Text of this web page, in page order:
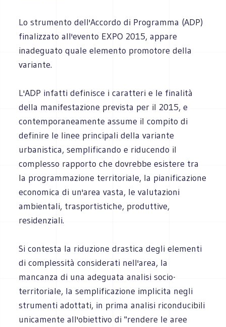
Lo strumento dell'Accordo di Programma (ADP)
finalizzato all'evento EXPO 2015, appare
inadeguato quale elemento promotore della
variante.
L'ADP infatti definisce i caratteri e le finalità
della manifestazione prevista per il 2015, e
contemporaneamente assume il compito di
definire le linee principali della variante
urbanistica, semplificando e riducendo il
complesso rapporto che dovrebbe esistere tra
la programmazione territoriale, la pianificazione
economica di un'area vasta, le valutazioni
ambientali, trasportistiche, produttive,
residenziali.
Si contesta la riduzione drastica degli elementi
di complessità considerati nell'area, la
mancanza di una adeguata analisi socio-
territoriale, la semplificazione implicita negli
strumenti adottati, in prima analisi riconducibili
unicamente all'obiettivo di "rendere le aree